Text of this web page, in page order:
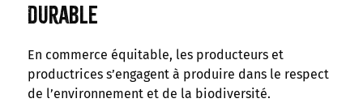
Durable
En commerce équitable, les producteurs et
productrices s’engagent à produire dans le respect
de l’environnement et de la biodiversité.